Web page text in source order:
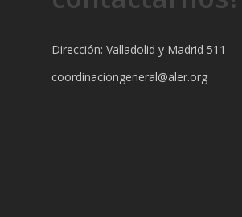
Dirección: Valladolid y Madrid 511
coordinaciongeneral@aler.org